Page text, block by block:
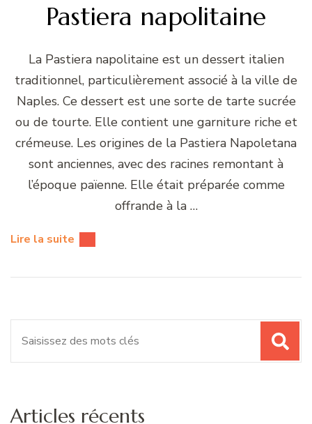
Pastiera napolitaine
La Pastiera napolitaine est un dessert italien
traditionnel, particulièrement associé à la ville de
Naples. Ce dessert est une sorte de tarte sucrée
ou de tourte. Elle contient une garniture riche et
crémeuse. Les origines de la Pastiera Napoletana
sont anciennes, avec des racines remontant à
l’époque païenne. Elle était préparée comme
offrande à la …
Lire la suite
Articles récents